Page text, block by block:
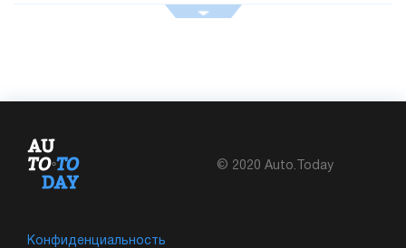
© 2020 Auto.Today
Конфиденциальность